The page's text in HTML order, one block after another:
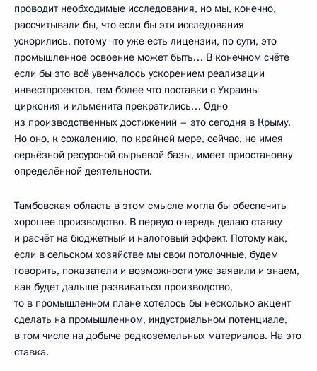
проводит необходимые исследования, но мы, конечно,
рассчитывали бы, что если бы эти исследования
ускорились, потому что уже есть лицензии, по сути, это
промышленное освоение может быть… В конечном счёте
если бы это всё увенчалось ускорением реализации
инвестпроектов, тем более что поставки с Украины
циркония и ильменита прекратились… Одно
из производственных достижений – это сегодня в Крыму.
Но оно, к сожалению, по крайней мере, сейчас, не имея
серьёзной ресурсной сырьевой базы, имеет приостановку
определённой деятельности.
Тамбовская область в этом смысле могла бы обеспечить
хорошее производство. В первую очередь делаю ставку
и расчёт на бюджетный и налоговый эффект. Потому как,
если в сельском хозяйстве мы свои потолочные, будем
говорить, показатели и возможности уже заявили и знаем,
как будет дальше развиваться производство,
то в промышленном плане хотелось бы несколько акцент
сделать на промышленном, индустриальном потенциале,
в том числе на добыче редкоземельных материалов. На это
ставка.